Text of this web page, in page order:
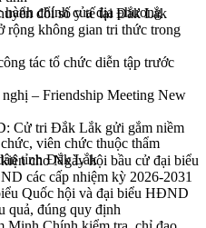
đổi số y tế tại Đắk Lắk
rộng không gian tri thức trong
tác tổ chức diễn tập trước
– Friendship Meeting New
Cử tri Đắk Lắk gửi gắm niềm
cho Ngày hội bầu cử đại biểu
các cấp nhiệm kỳ 2026-2031
Quốc hội và đại biểu HĐND
quả, đúng quy định
chính của địa phương
viên chức thuộc thẩm
tỉnh Đắk Lắk